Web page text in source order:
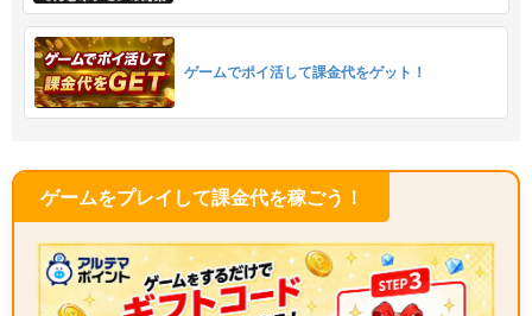
ゲームでポイ活して課金代をゲット！
ゲームをプレイして課金代を稼ごう！